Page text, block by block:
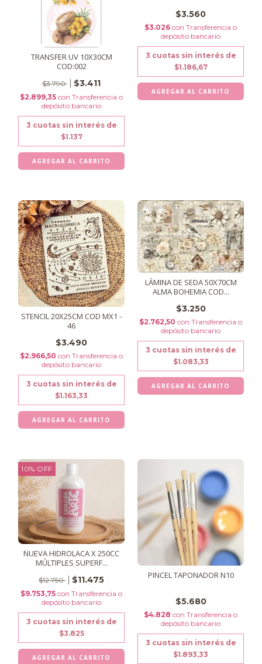
TRANSFER UV 10X30CM
COD:002
$3.790 $3.411
$2.899,35 con Transferencia o
depósito bancario
3 cuotas sin interés de
$1.137
$3.560
$3.026 con Transferencia o
depósito bancario
3 cuotas sin interés de
$1.186,67
STENCIL 20X25CM COD MX1 -
46
$3.490
$2.966,50 con Transferencia o
depósito bancario
3 cuotas sin interés de
$1.163,33
LÁMINA DE SEDA 50X70CM
ALMA BOHEMIA COD...
$3.250
$2.762,50 con Transferencia o
depósito bancario
3 cuotas sin interés de
$1.083,33
10% OFF
NUEVA HIDROLACA X 250CC
MÚLTIPLES SUPERF...
$12.750 $11.475
$9.753,75 con Transferencia o
depósito bancario
3 cuotas sin interés de
$3.825
PINCEL TAPONADOR N10
$5.680
$4.828 con Transferencia o
depósito bancario
3 cuotas sin interés de
$1.893,33